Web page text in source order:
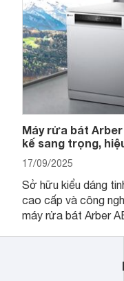
người.
Máy rửa bát
kế sang trọng,
17/09/2025
Sở hữu kiểu dáng
cao cấp và công
máy rửa bát Arber
luôn sạch bóng,